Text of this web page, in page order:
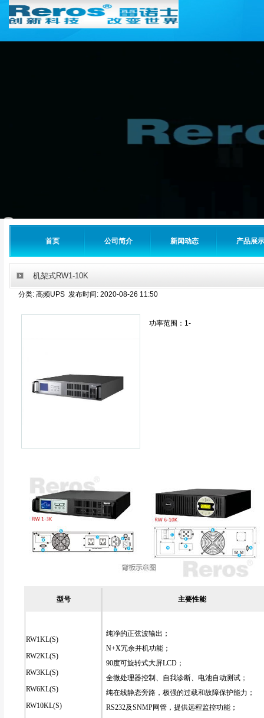
首页 公司简介 新闻动态 产品展示
机架式RW1-10K
分类: 高频UPS 发布时间: 2020-08-26 11:50
功率范围：1-
型号 主要性能
RW1KL(S)
RW2KL(S)
RW3KL(S)
RW6KL(S)
RW10KL(S)
纯净的正弦波输出；
N+X冗余并机功能；
90度可旋转式大屏LCD；
全微处理器控制、自我诊断、电池自动测试；
纯在线静态旁路，极强的过载和故障保护能力；
RS232及SNMP网管，提供远程监控功能；